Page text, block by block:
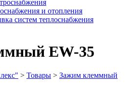
и отопления
систем теплоснабжения
EW-35
> Товары > Зажим клеммный